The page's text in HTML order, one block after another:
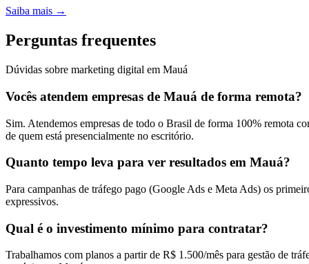
Saiba mais →
Perguntas frequentes
Dúvidas sobre marketing digital em Mauá
Vocês atendem empresas de Mauá de forma remota?
Sim. Atendemos empresas de todo o Brasil de forma 100% remota
de quem está presencialmente no escritório.
Quanto tempo leva para ver resultados em Mauá?
Para campanhas de tráfego pago (Google Ads e Meta Ads) os
expressivos.
Qual é o investimento mínimo para contratar?
Trabalhamos com planos a partir de R$ 1.500/mês para gestão de